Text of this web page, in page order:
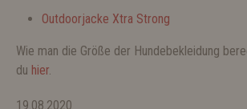
Outdoorjacke Xtra Strong
Wie man die Größe der Hundebekleidung
du hier.
19.08.2020